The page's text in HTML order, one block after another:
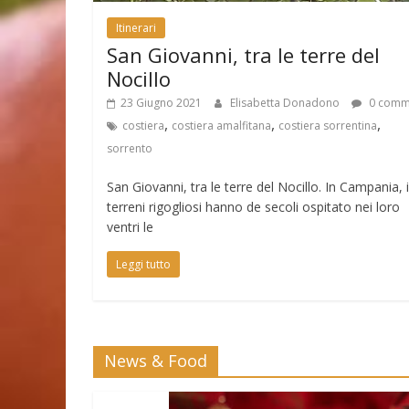
Itinerari
San Giovanni, tra le terre del
Nocillo
23 Giugno 2021 Elisabetta Donadono
0
costiera, costiera amalfitana, costiera sorrentina,
sorrento
San Giovanni, tra le terre del Nocillo. In Campania, i
terreni rigogliosi hanno de secoli ospitato nei loro
ventri le
Leggi tutto
News & Food